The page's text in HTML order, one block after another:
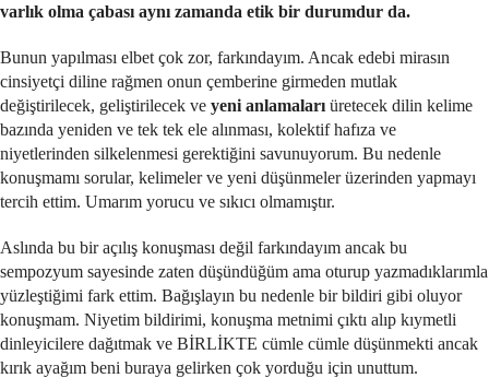
varlık olma çabası aynı zamanda etik bir durumdur da.
Bunun yapılması elbet çok zor, farkındayım. Ancak edebi mirasın
cinsiyetçi diline rağmen onun çemberine girmeden mutlak
değiştirilecek, geliştirilecek ve yeni anlamaları üretecek dilin kelime
bazında yeniden ve tek tek ele alınması, kolektif hafıza ve
niyetlerinden silkelenmesi gerektiğini savunuyorum. Bu nedenle
konuşmamı sorular, kelimeler ve yeni düşünmeler üzerinden yapmayı
tercih ettim. Umarım yorucu ve sıkıcı olmamıştır.
Aslında bu bir açılış konuşması değil farkındayım ancak bu
sempozyum sayesinde zaten düşündüğüm ama oturup yazmadıklarımla
yüzleştiğimi fark ettim. Bağışlayın bu nedenle bir bildiri gibi oluyor
konuşmam. Niyetim bildirimi, konuşma metnimi çıktı alıp kıymetli
dinleyicilere dağıtmak ve BİRLİKTE cümle cümle düşünmekti ancak
kırık ayağım beni buraya gelirken çok yorduğu için unuttum.